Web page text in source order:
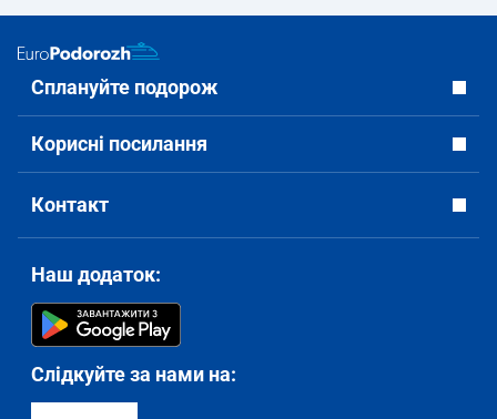
Сплануйте подорож
Корисні посилання
Контакт
Наш додаток:
Слідкуйте за нами на: